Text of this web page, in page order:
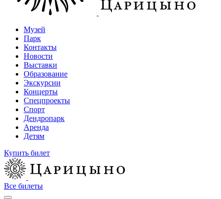
Музей
Парк
Контакты
Новости
Выставки
Образование
Экскурсии
Концерты
Спецпроекты
Спорт
Дендропарк
Аренда
Детям
Купить билет
Все билеты